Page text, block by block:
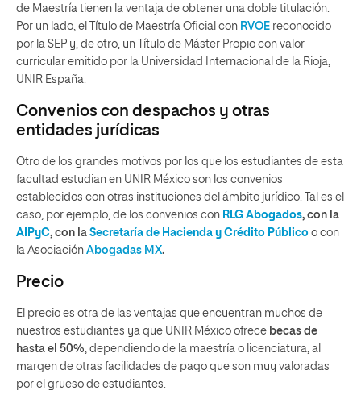
de Maestría tienen la ventaja de obtener una doble titulación.
Por un lado, el Título de Maestría Oficial con RVOE reconocido
por la SEP y, de otro, un Título de Máster Propio con valor
curricular emitido por la Universidad Internacional de la Rioja,
UNIR España.
Convenios con despachos y otras
entidades jurídicas
Otro de los grandes motivos por los que los estudiantes de esta
facultad estudian en UNIR México son los convenios
establecidos con otras instituciones del ámbito jurídico. Tal es el
caso, por ejemplo, de los convenios con RLG Abogados, con la
AIPyC, con la Secretaría de Hacienda y Crédito Público o con
la Asociación Abogadas MX.
Precio
El precio es otra de las ventajas que encuentran muchos de
nuestros estudiantes ya que UNIR México ofrece becas de
hasta el 50% , dependiendo de la maestría o licenciatura, al
margen de otras facilidades de pago que son muy valoradas
por el grueso de estudiantes.